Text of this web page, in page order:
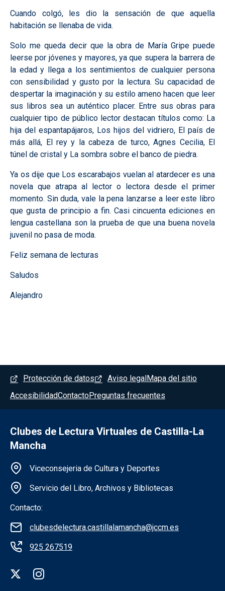
Cuando colgó, les dio la sensación de que aquella
habitación se llenaba de vida.
Solo me queda decir que la obra de María Gripe puede
leerse por jóvenes y mayores, ya que supera la barrera de
la edad y llega a los sentimientos de cualquier persona
con sensibilidad y gusto por la lectura. Su capacidad de
despertar la imaginación y su estilo ameno hacen que leer
sus libros sea un auténtico placer. Entre sus obras para
cualquier tipo de público lector destacan títulos como: La
hija del espantapájaros, Los hijos del vidriero, El país de
más allá, El rey y la cabeza de turco, Agnes Cecilia, El
túnel de cristal y La sombra sobre el banco de piedra.
Ya os dije que Los escarabajos vuelan al atardecer es una
novela que atrapa al lector o lectora desde el primer
momento. Sin duda, vale la pena lanzarse a leer este libro
que gusta de principio a fin. Casi cincuenta ediciones en
lengua castellana son la prueba de que una buena novela
juvenil no pasa de moda.
Feliz semana de lecturas
Saludos
Alejandro
Menú del pie
Protección de datos Aviso legal Mapa del sitio
AccesibilidadContactoPreguntas frecuentes
Clubes de Lectura Virtuales de Castilla-La
Mancha
Información de la institución
Viceconsejeria de Cultura y Deportes
Servicio del Libro, Archivos y Bibliotecas
Contacto:
clubesdelectura.castillalamancha@jccm.es
925 267519
Redes sociales institución